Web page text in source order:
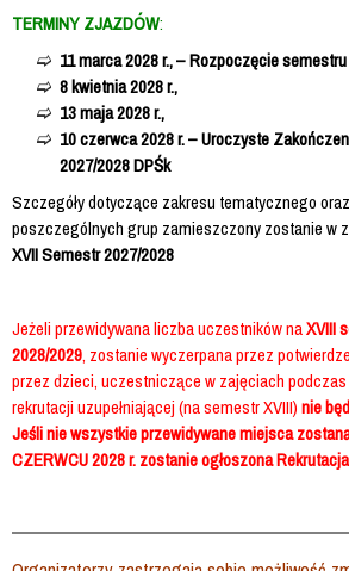
TERMINY ZJAZDÓW:
11 marca 2028 r., – Rozpoczęcie semestru
8 kwietnia 2028 r.,
13 maja 2028 r.,
10 czerwca 2028 r. – Uroczyste
2027/2028 DPŚk
Szczegóły dotyczące zakresu tematycznego
poszczególnych grup zamieszczony zostanie w
XVIISemestr 2027/2028
Jeżeli przewidywana liczba uczestników naXVIII
2028/2029, zostanie wyczerpana przez
przez dzieci, uczestniczące w zajęciach
rekrutacji uzupełniającej (na semestr XVIII)nie
Jeśli nie wszystkie przewidywane miejsca
CZERWCU 2028 r. zostanie ogłoszona